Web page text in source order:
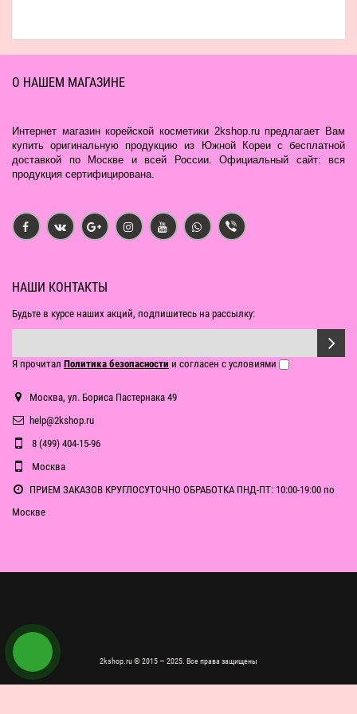
О НАШЕМ МАГАЗИНЕ
Интернет магазин корейской косметики 2kshop.ru предлагает Вам
купить оригинальную продукцию из Южной Кореи с бесплатной
доставкой по Москве и всей России. Официальный сайт: вся
продукция сертифицирована.
НАШИ КОНТАКТЫ
Будьте в курсе наших акций, подпишитесь на рассылку:
Я прочитал Политика безопасности и согласен с условиями
Москва, ул. Бориса Пастернака 49
help@2kshop.ru
8 (499) 404-15-96
Москва
ПРИЕМ ЗАКАЗОВ КРУГЛОСУТОЧНО ОБРАБОТКА ПНД-ПТ: 10:00-19:00 по
Москве
2kshop.ru © 2015 — 2025. Все права защищены